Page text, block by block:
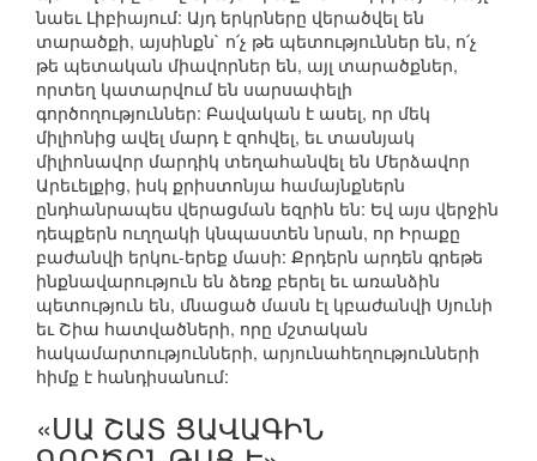
նաեւ Լիբիայում: Այդ երկրները վերածվել են
տարածքի, այսինքն` ո՛չ թե պետություններ են, ո՛չ
թե պետական միավորներ են, այլ տարածքներ,
որտեղ կատարվում են սարսափելի
գործողություններ: Բավական է ասել, որ մեկ
միլիոնից ավել մարդ է զոհվել, եւ տասնյակ
միլիոնավոր մարդիկ տեղահանվել են Մերձավոր
Արեւելքից, իսկ քրիստոնյա համայնքներն
ընդհանրապես վերացման եզրին են: Եվ այս վերջին
դեպքերն ուղղակի կնպաստեն նրան, որ Իրաքը
բաժանվի երկու-երեք մասի: Քրդերն արդեն գրեթե
ինքնավարություն են ձեռք բերել եւ առանձին
պետություն են, մնացած մասն էլ կբաժանվի Սյունի
եւ Շիա հատվածների, որը մշտական
հակամարտությունների, արյունահեղությունների
հիմք է հանդիսանում:
«ՍԱ ՇԱՏ ՑԱՎԱԳԻՆ